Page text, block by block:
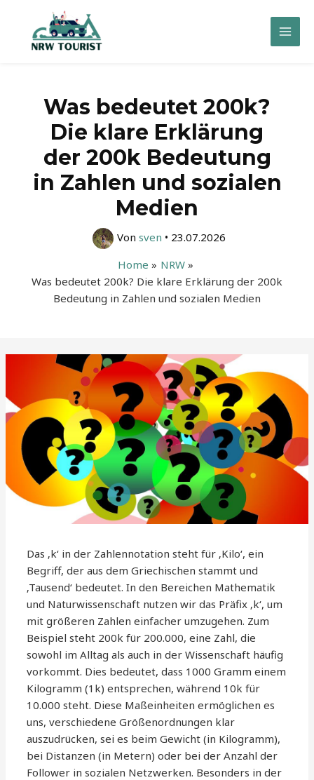
springen
Main
Was bedeutet 200k?
Die klare Erklärung
der 200k Bedeutung
in Zahlen und sozialen
Medien
Von sven • 23.07.2026
Home
NRW
Was bedeutet 200k? Die klare Erklärung der 200k
Bedeutung in Zahlen und sozialen Medien
Das ‚k‘ in der Zahlennotation steht für ‚Kilo‘, ein
Begriff, der aus dem Griechischen stammt und
‚Tausend‘ bedeutet. In den Bereichen Mathematik
und Naturwissenschaft nutzen wir das Präfix ‚k‘, um
mit größeren Zahlen einfacher umzugehen. Zum
Beispiel steht 200k für 200.000, eine Zahl, die
sowohl im Alltag als auch in der Wissenschaft häufig
vorkommt. Dies bedeutet, dass 1000 Gramm einem
Kilogramm (1k) entsprechen, während 10k für
10.000 steht. Diese Maßeinheiten ermöglichen es
uns, verschiedene Größenordnungen klar
auszudrücken, sei es beim Gewicht (in Kilogramm),
bei Distanzen (in Metern) oder bei der Anzahl der
Follower in sozialen Netzwerken. Besonders in der